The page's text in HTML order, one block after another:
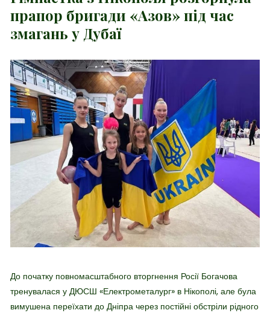
прапор бригади «Азов» під час
змагань у Дубаї
До початку повномасштабного вторгнення Росії Богачова
тренувалася у ДЮСШ «Електрометалург» в Нікополі, але була
вимушена переїхати до Дніпра через постійні обстріли рідного